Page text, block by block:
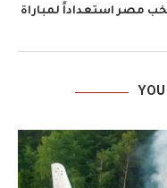
مصر استعداداً لمباراة